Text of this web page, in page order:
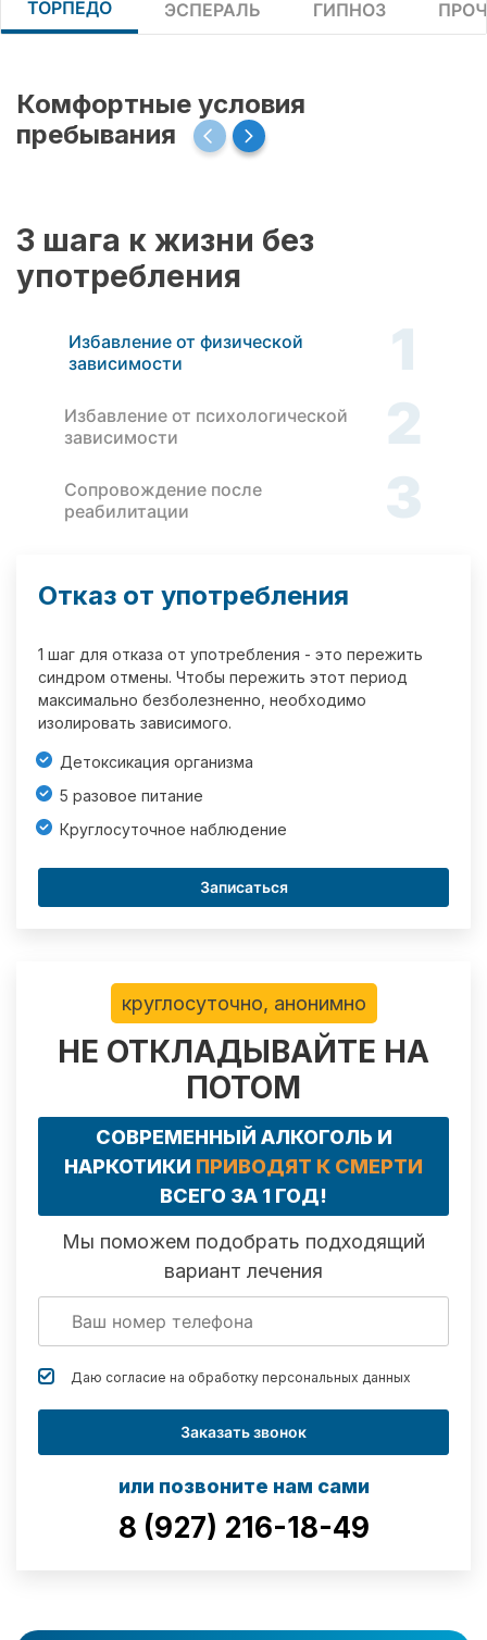
ТОРПЕДО ЭСПЕРАЛЬ ГИПНОЗ
Комфортные условия
пребывания
3 шага к жизни без
употребления
Избавление от физической
зависимости
1
Избавление от психологической
зависимости
2
Сопровождение после
реабилитации
3
Отказ от употребления
1 шаг для отказа от употребления - это пережить
синдром отмены. Чтобы пережить этот период
максимально безболезненно, необходимо
изолировать зависимого.
Детоксикация организма
5 разовое питание
Круглосуточное наблюдение
Записаться
круглосуточно, анонимно
НЕ ОТКЛАДЫВАЙТЕ НА
ПОТОМ
СОВРЕМЕННЫЙ АЛКОГОЛЬ И
НАРКОТИКИ ПРИВОДЯТ К СМЕРТИ
ВСЕГО ЗА 1 ГОД!
Мы поможем подобрать подходящий
вариант лечения
Даю согласие на обработку персональных данных
Заказать звонок
или позвоните нам сами
8 (927) 216-18-49